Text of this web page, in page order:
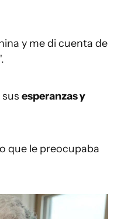
y me di cuenta de
esperanzas y
que le preocupaba